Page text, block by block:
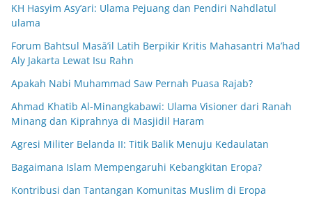
KH Hasyim Asy’ari: Ulama Pejuang dan Pendiri Nahdlatul
ulama
Forum Bahtsul Masā’il Latih Berpikir Kritis Mahasantri Ma’had
Aly Jakarta Lewat Isu Rahn
Apakah Nabi Muhammad Saw Pernah Puasa Rajab?
Ahmad Khatib Al-Minangkabawi: Ulama Visioner dari Ranah
Minang dan Kiprahnya di Masjidil Haram
Agresi Militer Belanda II: Titik Balik Menuju Kedaulatan
Bagaimana Islam Mempengaruhi Kebangkitan Eropa?
Kontribusi dan Tantangan Komunitas Muslim di Eropa